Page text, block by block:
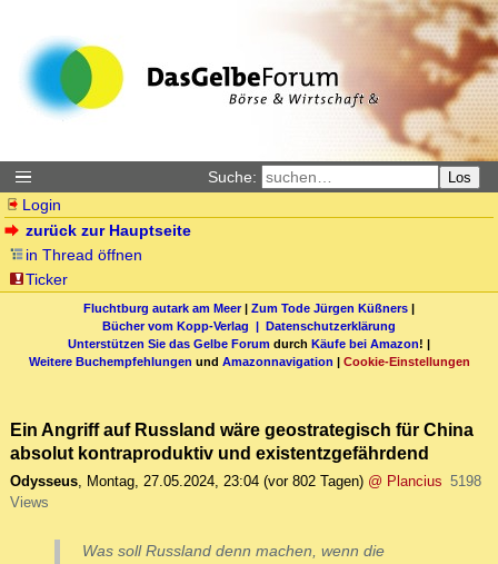
Suche: Los
Login
zurück zur Hauptseite
in Thread öffnen
Ticker
Fluchtburg autark am Meer| Zum Tode Jürgen Küßners |
Bücher vom Kopp-Verlag | Datenschutzerklärung
Unterstützen Sie das Gelbe Forum durch Käufe bei Amazon! |
Weitere Buchempfehlungen und Amazonnavigation | Cookie-Einstellungen
Ein Angriff auf Russland wäre geostrategisch für China
absolut kontraproduktiv und existentzgefährdend
Odysseus, Montag, 27.05.2024, 23:04 (vor 802 Tagen) @ Plancius 5198
Views
Was soll Russland denn machen, wenn die